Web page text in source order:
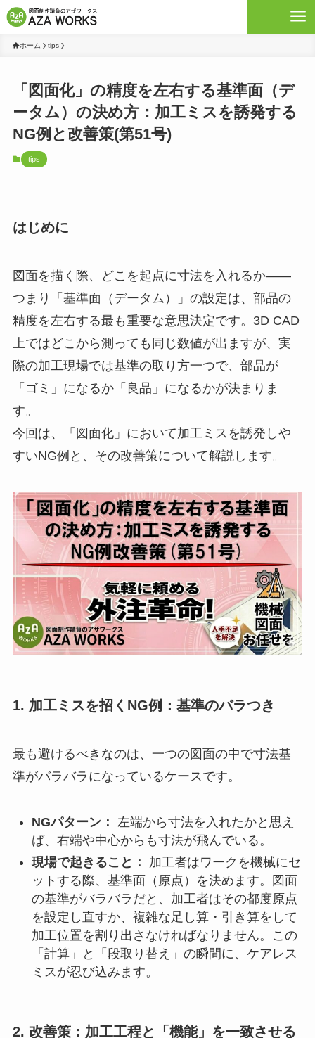
ホーム tips
「図面化」の精度を左右する基準面（デ
ータム）の決め方：加工ミスを誘発する
NG例と改善策(第51号)
tips
はじめに
図面を描く際、どこを起点に寸法を入れるか――
つまり「基準面（データム）」の設定は、部品の
精度を左右する最も重要な意思決定です。3D CAD
上ではどこから測っても同じ数値が出ますが、実
際の加工現場では基準の取り方一つで、部品が
「ゴミ」になるか「良品」になるかが決まりま
す。
今回は、「図面化」において加工ミスを誘発しや
すいNG例と、その改善策について解説します。
1. 加工ミスを招くNG例：基準のバラつき
最も避けるべきなのは、一つの図面の中で寸法基
準がバラバラになっているケースです。
NGパターン： 左端から寸法を入れたかと思え
ば、右端や中心からも寸法が飛んでいる。
現場で起きること：
加工者はワークを機械にセ
ットする際、基準面（原点）を決めます。図面
の基準がバラバラだと、加工者はその都度原点
を設定し直すか、複雑な足し算・引き算をして
加工位置を割り出さなければなりません。この
「計算」と「段取り替え」の瞬間に、ケアレス
ミスが忍び込みます。
2. 改善策：加工工程と「機能」を一致させる